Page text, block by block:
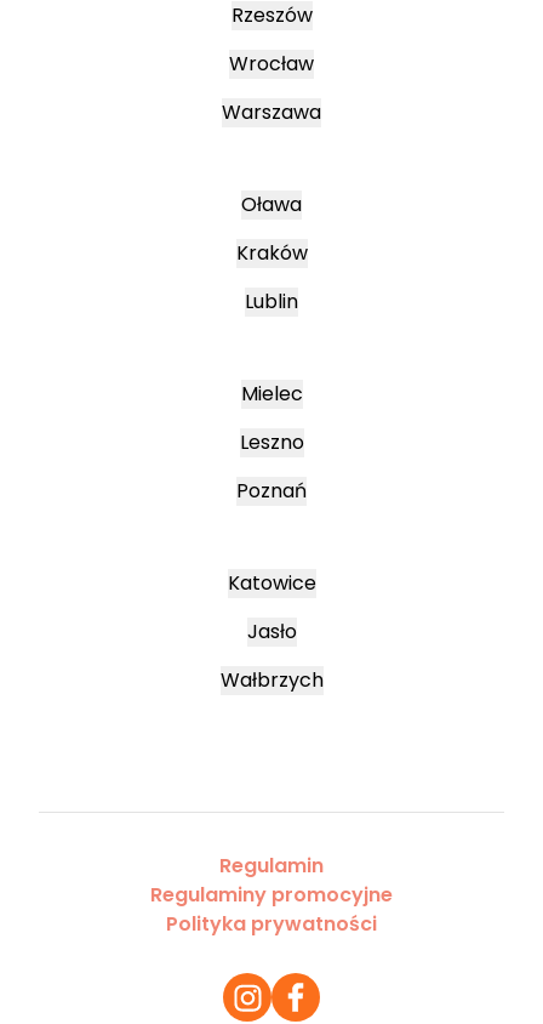
Rzeszów
Wrocław
Warszawa
Oława
Kraków
Lublin
Mielec
Leszno
Poznań
Katowice
Jasło
Wałbrzych
Regulamin
Regulaminy promocyjne
Polityka prywatności